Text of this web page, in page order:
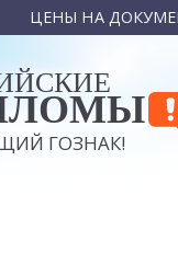
ЦЕНЫ НА
ГОЗНАК!